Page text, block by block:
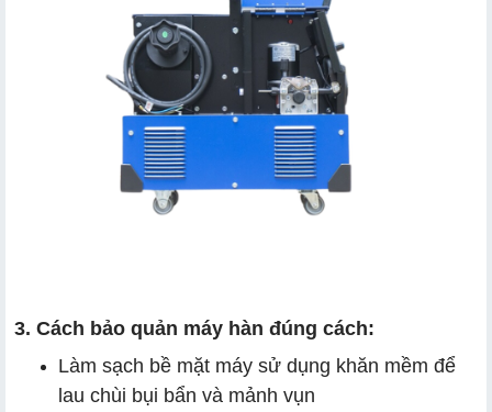
3. Cách bảo quản máy hàn đúng cách:
Làm sạch bề mặt máy sử dụng khăn mềm để
lau chùi bụi bẩn và mảnh vụn